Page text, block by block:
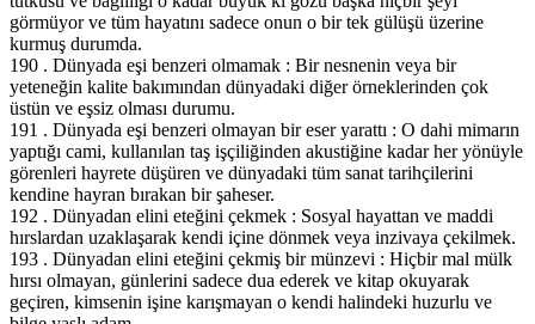
görmüyor ve tüm hayatını sadece onun o bir tek gülüşü üzerine
kurmuş durumda.
190 . Dünyada eşi benzeri olmamak : Bir nesnenin veya bir
yeteneğin kalite bakımından dünyadaki diğer örneklerinden çok
üstün ve eşsiz olması durumu.
191 . Dünyada eşi benzeri olmayan bir eser yarattı : O dahi mimarın
yaptığı cami, kullanılan taş işçiliğinden akustiğine kadar her yönüyle
görenleri hayrete düşüren ve dünyadaki tüm sanat tarihçilerini
kendine hayran bırakan bir şaheser.
192 . Dünyadan elini eteğini çekmek : Sosyal hayattan ve maddi
hırslardan uzaklaşarak kendi içine dönmek veya inzivaya çekilmek.
193 . Dünyadan elini eteğini çekmiş bir münzevi : Hiçbir mal mülk
hırsı olmayan, günlerini sadece dua ederek ve kitap okuyarak
geçiren, kimsenin işine karışmayan o kendi halindeki huzurlu ve